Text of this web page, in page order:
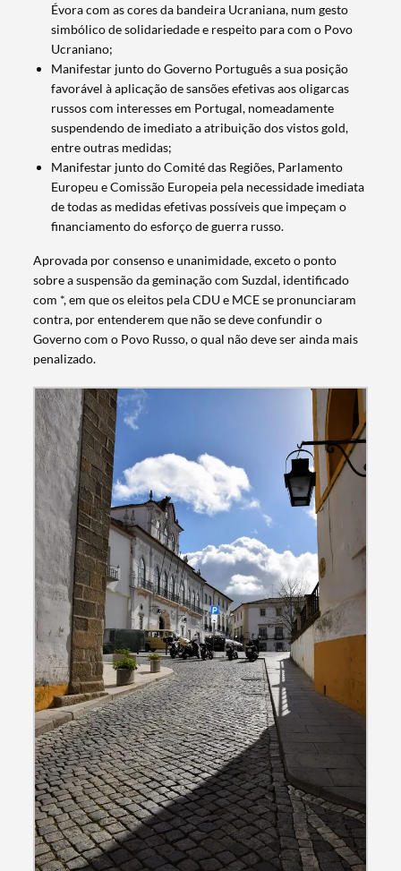
Évora com as cores da bandeira Ucraniana, num gesto
simbólico de solidariedade e respeito para com o Povo
Ucraniano;
Manifestar junto do Governo Português a sua posição
favorável à aplicação de sansões efetivas aos oligarcas
russos com interesses em Portugal, nomeadamente
suspendendo de imediato a atribuição dos vistos gold,
entre outras medidas;
Manifestar junto do Comité das Regiões, Parlamento
Europeu e Comissão Europeia pela necessidade imediata
de todas as medidas efetivas possíveis que impeçam o
financiamento do esforço de guerra russo.
Aprovada por consenso e unanimidade, exceto o ponto
sobre a suspensão da geminação com Suzdal, identificado
com *, em que os eleitos pela CDU e MCE se pronunciaram
contra, por entenderem que não se deve confundir o
Governo com o Povo Russo, o qual não deve ser ainda mais
penalizado.